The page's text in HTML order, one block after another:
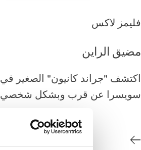
فليمز لاكس
مضيق الراين
اكتشف "جراند كانيون" الصغير في
سويسرا عن قرب وبشكل شخصي